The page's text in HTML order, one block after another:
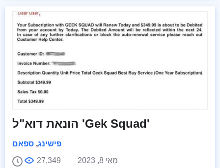
הונאת דוא"ל 'Gek Squad'
פישינג, ספאם
מַאִי 8, 2023
27,349